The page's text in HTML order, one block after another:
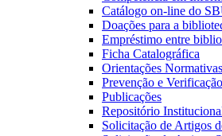
Catálogo on-line do
Doações para a
Empréstimo entre
Ficha Catalográfica
Orientações Normativas
Prevenção e
Publicações
Repositório
Solicitação de Artigos